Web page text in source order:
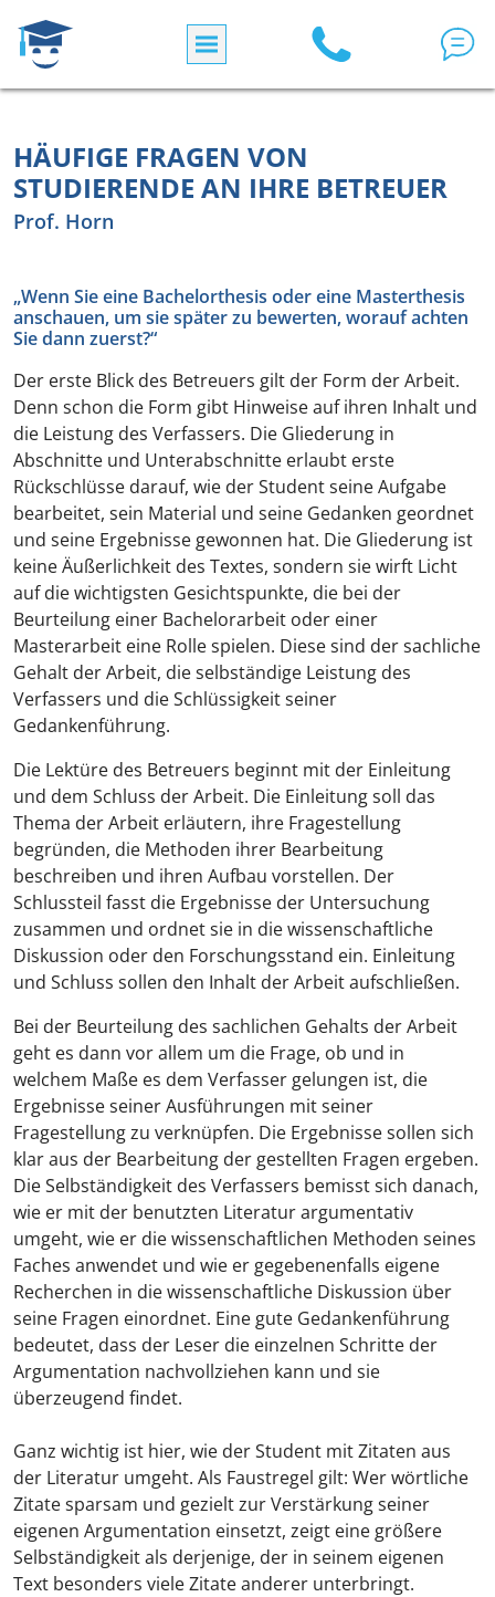
HÄUFIGE FRAGEN VON
STUDIERENDE AN IHRE BETREUER
Prof. Horn
„Wenn Sie eine Bachelorthesis oder eine Masterthesis
anschauen, um sie später zu bewerten, worauf achten
Sie dann zuerst?“
Der erste Blick des Betreuers gilt der Form der Arbeit.
Denn schon die Form gibt Hinweise auf ihren Inhalt und
die Leistung des Verfassers. Die Gliederung in
Abschnitte und Unterabschnitte erlaubt erste
Rückschlüsse darauf, wie der Student seine Aufgabe
bearbeitet, sein Material und seine Gedanken geordnet
und seine Ergebnisse gewonnen hat. Die Gliederung ist
keine Äußerlichkeit des Textes, sondern sie wirft Licht
auf die wichtigsten Gesichtspunkte, die bei der
Beurteilung einer Bachelorarbeit oder einer
Masterarbeit eine Rolle spielen. Diese sind der sachliche
Gehalt der Arbeit, die selbständige Leistung des
Verfassers und die Schlüssigkeit seiner
Gedankenführung.
Die Lektüre des Betreuers beginnt mit der Einleitung
und dem Schluss der Arbeit. Die Einleitung soll das
Thema der Arbeit erläutern, ihre Fragestellung
begründen, die Methoden ihrer Bearbeitung
beschreiben und ihren Aufbau vorstellen. Der
Schlussteil fasst die Ergebnisse der Untersuchung
zusammen und ordnet sie in die wissenschaftliche
Diskussion oder den Forschungsstand ein. Einleitung
und Schluss sollen den Inhalt der Arbeit aufschließen.
Bei der Beurteilung des sachlichen Gehalts der Arbeit
geht es dann vor allem um die Frage, ob und in
welchem Maße es dem Verfasser gelungen ist, die
Ergebnisse seiner Ausführungen mit seiner
Fragestellung zu verknüpfen. Die Ergebnisse sollen sich
klar aus der Bearbeitung der gestellten Fragen ergeben.
Die Selbständigkeit des Verfassers bemisst sich danach,
wie er mit der benutzten Literatur argumentativ
umgeht, wie er die wissenschaftlichen Methoden seines
Faches anwendet und wie er gegebenenfalls eigene
Recherchen in die wissenschaftliche Diskussion über
seine Fragen einordnet. Eine gute Gedankenführung
bedeutet, dass der Leser die einzelnen Schritte der
Argumentation nachvollziehen kann und sie
überzeugend findet.
Ganz wichtig ist hier, wie der Student mit Zitaten aus
der Literatur umgeht. Als Faustregel gilt: Wer wörtliche
Zitate sparsam und gezielt zur Verstärkung seiner
eigenen Argumentation einsetzt, zeigt eine größere
Selbständigkeit als derjenige, der in seinem eigenen
Text besonders viele Zitate anderer unterbringt.